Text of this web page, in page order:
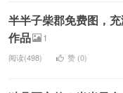
半半子柴郡免费图，
作品
1
阅读(498) 赞 (0)